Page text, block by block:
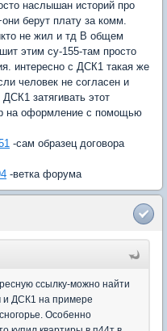
наслышан историй про
берут плату за комм.
не жил и тд В общем
этим су-155-там просто
интересно с ДСК1 такая же
человек не согласен и
затягивать этот
на оформление с помощью
-сам образец договора
-ветка форума
ссылку-можно найти
ДСК1 на примере
Особенно